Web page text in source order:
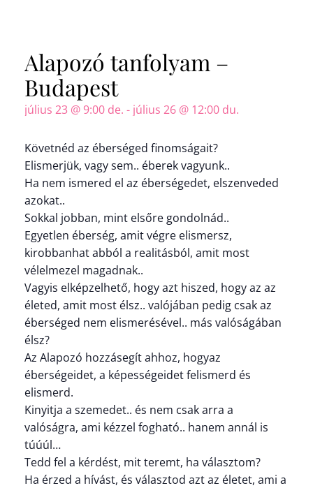
Alapozó tanfolyam –
Budapest
július 23 @ 9:00 de. - július 26 @ 12:00 du.
Követnéd az éberséged finomságait?
Elismerjük, vagy sem.. éberek vagyunk..
Ha nem ismered el az éberségedet, elszenveded
azokat..
Sokkal jobban, mint elsőre gondolnád..
Egyetlen éberség, amit végre elismersz,
kirobbanhat abból a realitásból, amit most
vélelmezel magadnak..
Vagyis elképzelhető, hogy azt hiszed, hogy az az
életed, amit most élsz.. valójában pedig csak az
éberséged nem elismerésével.. más valóságában
élsz?
Az Alapozó hozzásegít ahhoz, hogyaz
éberségeidet, a képességeidet felismerd és
elismerd.
Kinyitja a szemedet.. és nem csak arra a
valóságra, ami kézzel fogható.. hanem annál is
túúúl…
Tedd fel a kérdést, mit teremt, ha választom?
Ha érzed a hívást, és választod azt az életet, ami a